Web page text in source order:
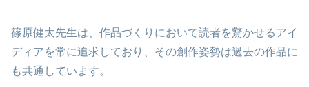
篠原健太先生は、作品づくりにおいて読者を驚かせるアイ
ディアを常に追求しており、その創作姿勢は過去の作品に
も共通しています。